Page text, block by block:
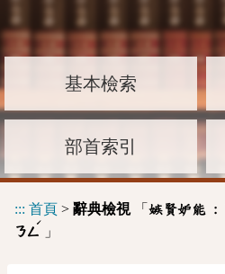
基本檢索
部首索引
::: 首頁 > 辭典檢視「 嫉賢妒能 :
ㄋㄥ
ˊ
」